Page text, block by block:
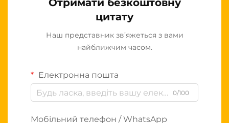
Отримати безкоштовну
цитату
Наш представник зв’яжеться з вами
найближчим часом.
Електронна пошта
0/100
Мобільний телефон / WhatsApp